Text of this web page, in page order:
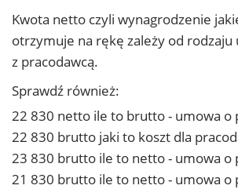
Kwota netto czyli wynagrodzenie
otrzymuje na rękę zależy od
z pracodawcą.
Sprawdź również:
22 830 netto ile to brutto - umowa o
22 830 brutto jaki to koszt dla
23 830 brutto ile to netto - umowa o
21 830 brutto ile to netto - umowa o